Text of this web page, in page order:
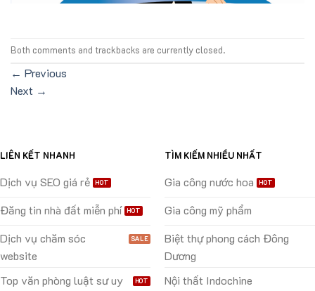
Both comments and trackbacks are currently closed.
← Previous
Next →
LIÊN KẾT NHANH
Dịch vụ SEO giá rẻ
Đăng tin nhà đất miễn phí
Dịch vụ chăm sóc
website
Top văn phòng luật sư uy
TÌM KIẾM NHIỀU NHẤT
Gia công nước hoa
Gia công mỹ phẩm
Biệt thự phong cách Đông
Dương
Nội thất Indochine